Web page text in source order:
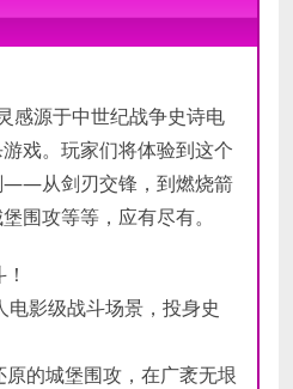
HD 7870 2 GB
版本:10
:
需要 35 GB 可用空间
版本:
10
间:需要 35 GB 可用空间
感源于中世纪战争史诗电
戏。玩家们将体验到这个
——从剑刃交锋，到燃烧箭
围攻等等，应有尽有。
影级战斗场景，投身史
的城堡围攻，在广袤无垠